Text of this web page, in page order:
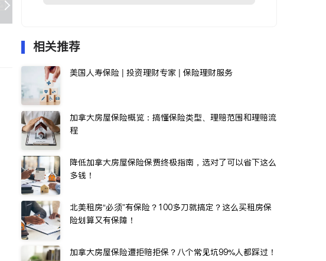
相关推荐
美国人寿保险 | 投资理财专家 | 保险理财服务
加拿大房屋保险概览：搞懂保险类型、理赔范围和理赔流
程
降低加拿大房屋保险保费终极指南，选对了可以省下这么
多钱！
北美租房“必须”有保险？100多刀就搞定？这么买租房保
险划算又有保障！
加拿大房屋保险遭拒赔拒保？八个常见坑99%人都踩过！